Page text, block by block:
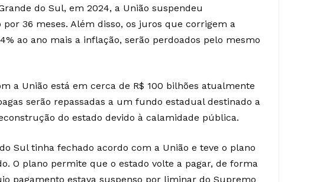
do Sul, em 2024, a União suspendeu
por 36 meses. Além disso, os juros que corrigem a
ao ano mais a inflação, serão perdoados pelo mesmo
a União está em cerca de R$ 100 bilhões atualmente
serão repassadas a um fundo estadual destinado a
do estado devido à calamidade pública.
Sul tinha fechado acordo com a União e teve o plano
O plano permite que o estado volte a pagar, de forma
pagamento estava suspenso por liminar do Supremo